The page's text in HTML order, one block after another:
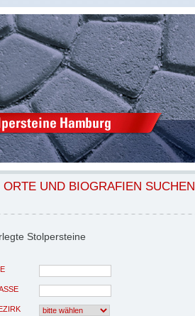
ORTE UND BIOGRAFIEN SUCHEN
Stolpersteine